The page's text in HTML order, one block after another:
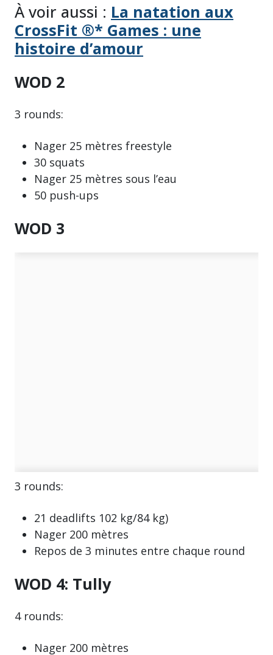
À voir aussi : La natation aux
CrossFit ®* Games : une
histoire d’amour
WOD 2
3 rounds:
Nager 25 mètres freestyle
30 squats
Nager 25 mètres sous l’eau
50 push-ups
WOD 3
3 rounds:
21 deadlifts 102 kg/84 kg)
Nager 200 mètres
Repos de 3 minutes entre chaque round
WOD 4: Tully
4 rounds:
Nager 200 mètres